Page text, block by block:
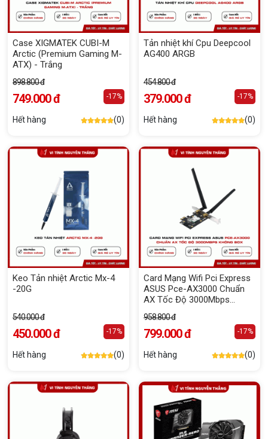
Case XIGMATEK CUBI-M
Arctic (Premium Gaming M-
ATX) - Trắng
898.800 đ
749.000 đ -17%
Hết hàng (0)
Tản nhiệt khí Cpu Deepcool
AG400 ARGB
454.800 đ
379.000 đ -17%
Hết hàng (0)
Keo Tản nhiệt Arctic Mx-4
-20G
540.000 đ
450.000 đ -17%
Hết hàng (0)
Card Mạng Wifi Pci Express
ASUS Pce-AX3000 Chuẩn
AX Tốc Độ 3000Mbps
958.800 đ
799.000 đ -17%
Hết hàng (0)